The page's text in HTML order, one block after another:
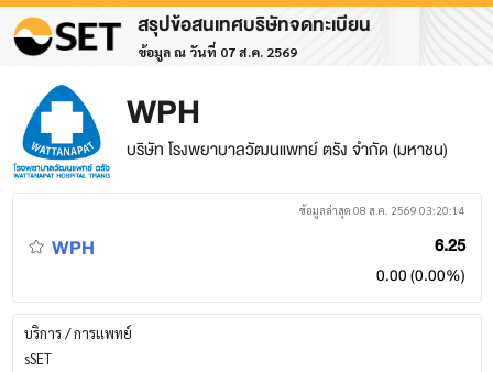
สรุปข้อสนเทศบริษัทจดทะเบียน
ข้อมูล ณ วันที่ 07 ส.ค. 2569
WPH
บริษัท โรงพยาบาลวัฒนแพทย์ ตรัง จำกัด (มหาชน)
ข้อมูลล่าสุด 08 ส.ค. 2569 03:20:14
WPH 6.25
0.00 (0.00%)
บริการ / การแพทย์
sSET